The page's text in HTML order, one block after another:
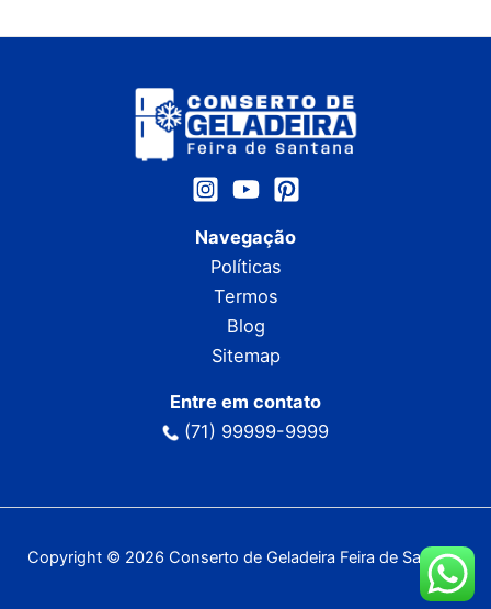
Navegação
Políticas
Termos
Blog
Sitemap
Entre em contato
(71) 99999-9999
Copyright © 2026 Conserto de Geladeira Feira de Santana